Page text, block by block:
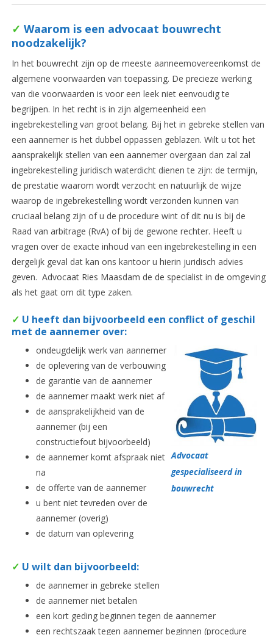
✓ Waarom is een advocaat bouwrecht
noodzakelijk?
In het bouwrecht zijn op de meeste aanneemovereenkomst de
algemene voorwaarden van toepassing. De precieze werking
van die voorwaarden is voor een leek niet eenvoudig te
begrijpen. In het recht is in zijn algemeenheid een
ingebrekestelling van groot belang. Bij het in gebreke stellen van
een aannemer is het dubbel oppassen geblazen. Wilt u tot het
aansprakelijk stellen van een aannemer overgaan dan zal zal
ingebrekestelling juridisch waterdicht dienen te zijn: de termijn,
de prestatie waarom wordt verzocht en natuurlijk de wijze
waarop de ingebrekestelling wordt verzonden kunnen van
cruciaal belang zijn of u de procedure wint of dit nu is bij de
Raad van arbitrage (RvA) of bij de gewone rechter. Heeft u
vragen over de exacte inhoud van een ingebrekestelling in een
dergelijk geval dat kan ons kantoor u hierin juridisch advies
geven. Advocaat Ries Maasdam de de specialist in de omgeving
als het gaat om dit type zaken.
✓ U heeft dan bijvoorbeeld een conflict of geschil
met de aannemer over:
Advocaat
gespecialiseerd in
bouwrecht
ondeugdelijk werk van aannemer
de oplevering van de verbouwing
de garantie van de aannemer
de aannemer maakt werk niet af
de aansprakelijkheid van de
aannemer (bij een
constructiefout bijvoorbeeld)
de aannemer komt afspraak niet
na
de offerte van de aannemer
u bent niet tevreden over de
aannemer (overig)
de datum van oplevering
✓ U wilt dan bijvoorbeeld:
de aannemer in gebreke stellen
de aannemer niet betalen
een kort geding beginnen tegen de aannemer
een rechtszaak tegen aannemer beginnen (procedure